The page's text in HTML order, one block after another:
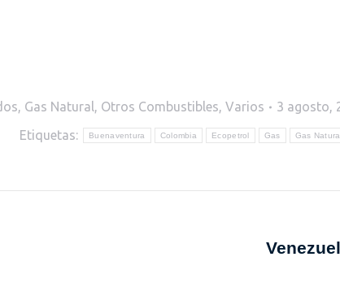
, Gas Natural, Otros Combustibles, Varios 3 agosto,
Etiquetas:
Buenaventura Colombia Ecopetrol Gas Gas
Publicación